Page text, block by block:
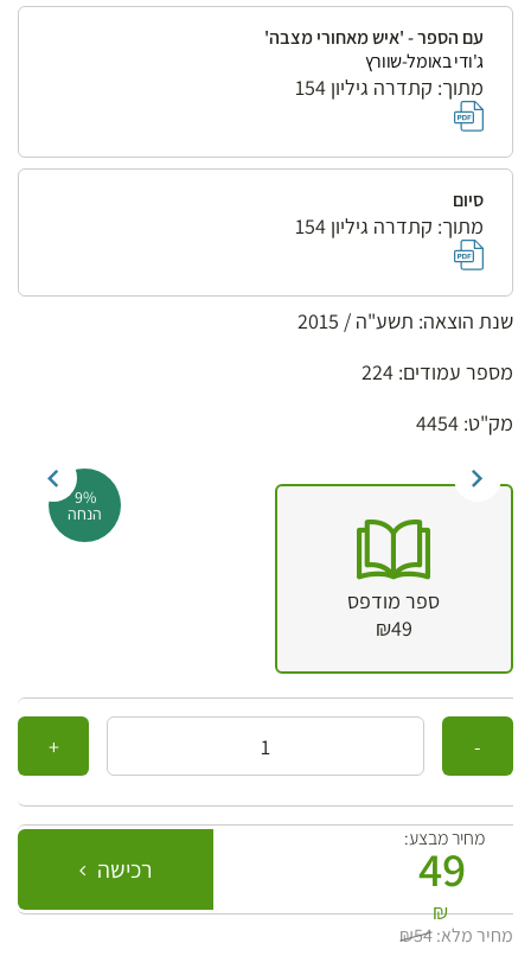
עם הספר - 'איש מאחורי מצבה'
ג'ודי באומל-שוורץ
מתוך: קתדרה גיליון 154
סיום
מתוך: קתדרה גיליון 154
שנת הוצאה: תשע"ה / 2015
מספר עמודים: 224
מק"ט: 4454
9%
הנחה
ספר מודפס
₪49
כמות
מחיר מבצע:
49
₪
רכישה
מחיר מלא:₪54